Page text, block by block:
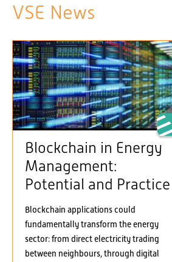
VSE News
Blockchain in Energy
Management:
Potential and Practice
Blockchain applications could
fundamentally transform the energy
sector: from direct electricity trading
between neighbours, through digital